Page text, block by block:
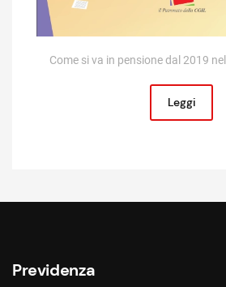
Come si va in pensione dal 2019
Leggi
Previdenza